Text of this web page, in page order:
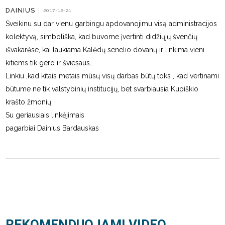
DAINIUS | 2017-12-21
Sveikinu su dar vienu garbingu apdovanojimu visą administracijos
kolektyvą, simboliška, kad buvome įvertinti didžiųjų švenčių
išvakarėse, kai laukiama Kalėdų senelio dovanų ir linkima vieni
kitiems tik gero ir šviesaus…
Linkiu ,kad kitais metais mūsų visų darbas būtų toks , kad vertinami
būtume ne tik valstybinių institucijų, bet svarbiausia Kupiškio
krašto žmonių.
Su geriausiais linkėjimais
pagarbiai Dainius Bardauskas